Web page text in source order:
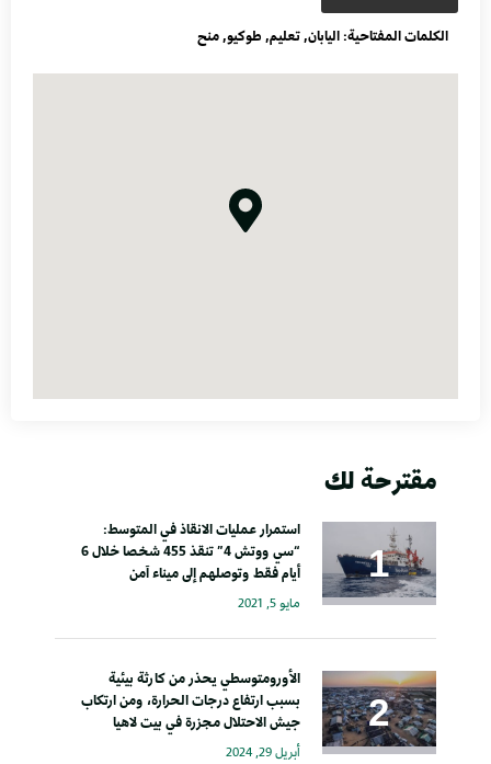
الكلمات المفتاحية:اليابان,تعليم,طوكيو,منح
مقترحة لك
استمرار عمليات الانقاذ في المتوسط:
“سي ووتش 4” تنقذ 455 شخصا خلال 6
أيام فقط وتوصلهم إلى ميناء آمن
مايو 5, 2021
الأورومتوسطي يحذر من كارثة بيئية
بسبب ارتفاع درجات الحرارة، ومن ارتكاب
جيش الاحتلال مجزرة في بيت لاهيا
أبريل 29, 2024